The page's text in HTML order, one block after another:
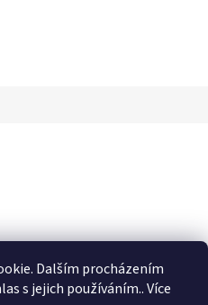
Dalším procházením
s jejich používáním.. Více